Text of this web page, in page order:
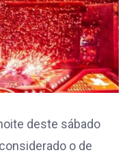
deste sábado
o de